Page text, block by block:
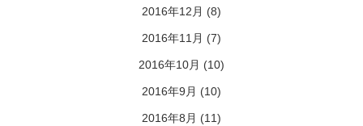
2016年12月 (8)
2016年11月 (7)
2016年10月 (10)
2016年9月 (10)
2016年8月 (11)